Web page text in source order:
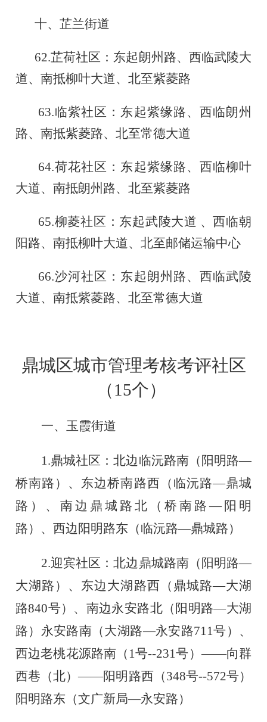
十、芷兰街道
62.芷荷社区：东起朗州路、西临武陵大
道、南抵柳叶大道、北至紫菱路
63.临紫社区：东起紫缘路、西临朗州
路、南抵紫菱路、北至常德大道
64.荷花社区：东起紫缘路、西临柳叶
大道、南抵朗州路、北至紫菱路
65.柳菱社区：东起武陵大道 、西临朝
阳路、南抵柳叶大道、北至邮储运输中心
66.沙河社区：东起朗州路、西临武陵
大道、南抵紫菱路、北至常德大道
鼎城区城市管理考核考评社区
（15个）
一、玉霞街道
1.鼎城社区：北边临沅路南（阳明路—
桥南路）、东边桥南路西（临沅路—鼎城
路） 、南边鼎城路北（桥南路—阳明
路） 、西边阳明路东（临沅路—鼎城路）
2.迎宾社区：北边鼎城路南（阳明路—
大湖路）、东边大湖路西（鼎城路—大湖
路840号） 、南边永安路北（阳明路—大湖
路）永安路南（大湖路—永安路711号） 、
西边老桃花源路南（ 1号--231号）——向群
西巷（北）——阳明路西（348号--572号）
阳明路东（文广新局—永安路）